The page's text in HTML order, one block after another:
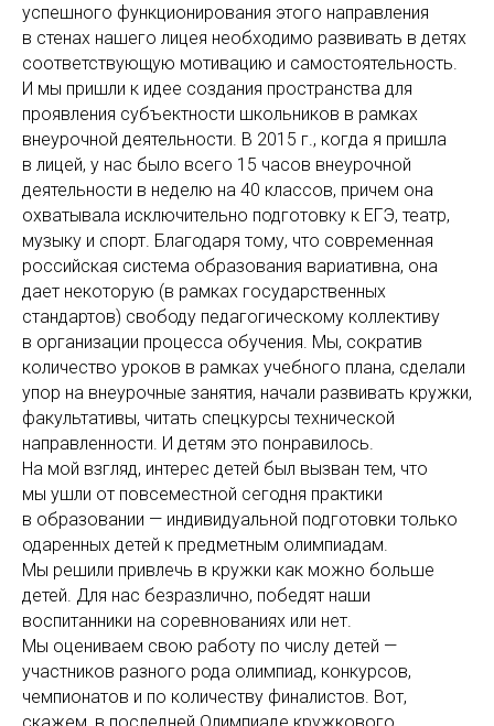
успешного функционирования этого направления
в стенах нашего лицея необходимо развивать в детях
соответствующую мотивацию и самостоятельность.
И мы пришли к идее создания пространства для
проявления субъектности школьников в рамках
внеурочной деятельности. В 2015 г., когда я пришла
в лицей, у нас было всего 15 часов внеурочной
деятельности в неделю на 40 классов, причем она
охватывала исключительно подготовку к ЕГЭ, театр,
музыку и спорт. Благодаря тому, что современная
российская система образования вариативна, она
дает некоторую (в рамках государственных
стандартов) свободу педагогическому коллективу
в организации процесса обучения. Мы, сократив
количество уроков в рамках учебного плана, сделали
упор на внеурочные занятия, начали развивать кружки,
факультативы, читать спецкурсы технической
направленности. И детям это понравилось.
На мой взгляд, интерес детей был вызван тем, что
мы ушли от повсеместной сегодня практики
в образовании — индивидуальной подготовки только
одаренных детей к предметным олимпиадам.
Мы решили привлечь в кружки как можно больше
детей. Для нас безразлично, победят наши
воспитанники на соревнованиях или нет.
Мы оцениваем свою работу по числу детей —
участников разного рода олимпиад, конкурсов,
чемпионатов и по количеству финалистов. Вот,